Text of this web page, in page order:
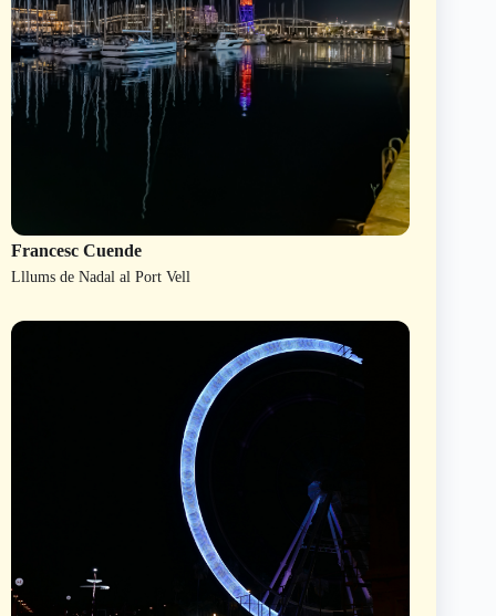
Francesc Cuende
Lllums de Nadal al Port Vell